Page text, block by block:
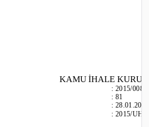
KAMU İHALE
:2015/008
:81
:
:2015/